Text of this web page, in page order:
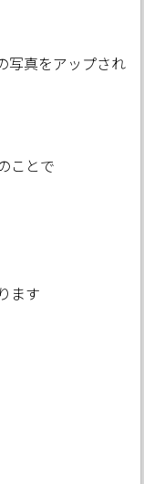
写真をアップされ
ことで
ます